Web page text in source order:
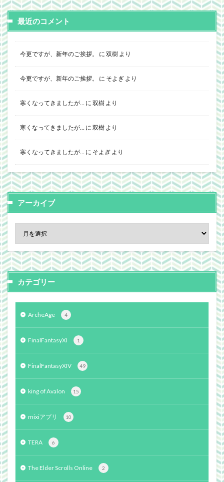
最近のコメント
今更ですが、新年のご挨拶。 に 双樹 より
今更ですが、新年のご挨拶。 に そよぎ より
寒くなってきましたが… に 双樹 より
寒くなってきましたが… に 双樹 より
寒くなってきましたが… に そよぎ より
アーカイブ
カテゴリー
ArcheAge 4
FinalFantasyXI 1
FinalFantasyXIV 49
king of Avalon 15
mixiアプリ 10
TERA 6
The Elder Scrolls Online 2